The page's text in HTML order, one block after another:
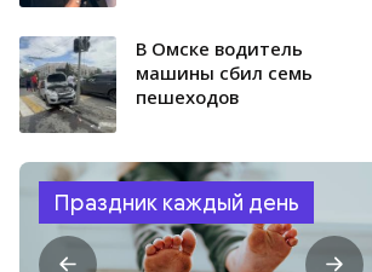
В Омске водитель
машины сбил семь
пешеходов
Праздник каждый день